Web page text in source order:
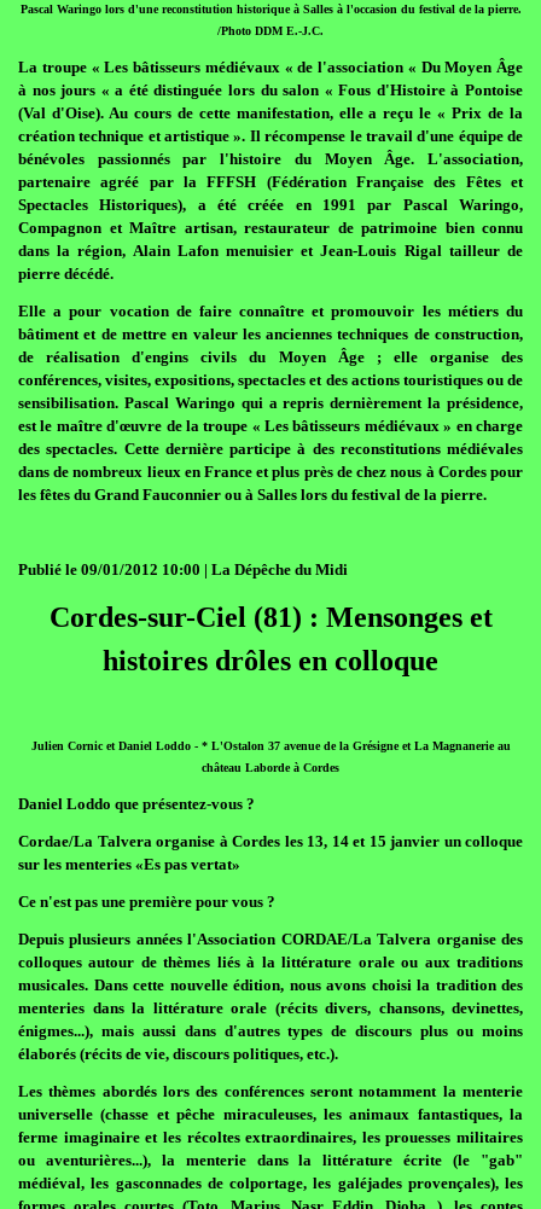
Pascal Waringo lors d'une reconstitution historique à Salles à l'occasion du festival de la pierre.
/Photo DDM E.-J.C.
La troupe « Les bâtisseurs médiévaux « de l'association « Du Moyen Âge
à nos jours « a été distinguée lors du salon « Fous d'Histoire à Pontoise
(Val d'Oise). Au cours de cette manifestation, elle a reçu le « Prix de la
création technique et artistique ». Il récompense le travail d'une équipe de
bénévoles passionnés par l'histoire du Moyen Âge. L'association,
partenaire agréé par la FFFSH (Fédération Française des Fêtes et
Spectacles Historiques), a été créée en 1991 par Pascal Waringo,
Compagnon et Maître artisan, restaurateur de patrimoine bien connu
dans la région, Alain Lafon menuisier et Jean-Louis Rigal tailleur de
pierre décédé.
Elle a pour vocation de faire connaître et promouvoir les métiers du
bâtiment et de mettre en valeur les anciennes techniques de construction,
de réalisation d'engins civils du Moyen Âge ; elle organise des
conférences, visites, expositions, spectacles et des actions touristiques ou de
sensibilisation. Pascal Waringo qui a repris dernièrement la présidence,
est le maître d'œuvre de la troupe « Les bâtisseurs médiévaux » en charge
des spectacles. Cette dernière participe à des reconstitutions médiévales
dans de nombreux lieux en France et plus près de chez nous à Cordes pour
les fêtes du Grand Fauconnier ou à Salles lors du festival de la pierre.
Publié le 09/01/2012 10:00 | La Dépêche du Midi
Cordes-sur-Ciel (81) : Mensonges et
histoires drôles en colloque
Julien Cornic et Daniel Loddo - * L'Ostalon 37 avenue de la Grésigne et La Magnanerie au
château Laborde à Cordes
Daniel Loddo que présentez-vous ?
Cordae/La Talvera organise à Cordes les 13, 14 et 15 janvier un colloque
sur les menteries «Es pas vertat»
Ce n'est pas une première pour vous ?
Depuis plusieurs années l'Association CORDAE/La Talvera organise des
colloques autour de thèmes liés à la littérature orale ou aux traditions
musicales. Dans cette nouvelle édition, nous avons choisi la tradition des
menteries dans la littérature orale (récits divers, chansons, devinettes,
énigmes...), mais aussi dans d'autres types de discours plus ou moins
élaborés (récits de vie, discours politiques, etc.).
Les thèmes abordés lors des conférences seront notamment la menterie
universelle (chasse et pêche miraculeuses, les animaux fantastiques, la
ferme imaginaire et les récoltes extraordinaires, les prouesses militaires
ou aventurières...), la menterie dans la littérature écrite (le "gab"
médiéval, les gasconnades de colportage, les galéjades provençales), les